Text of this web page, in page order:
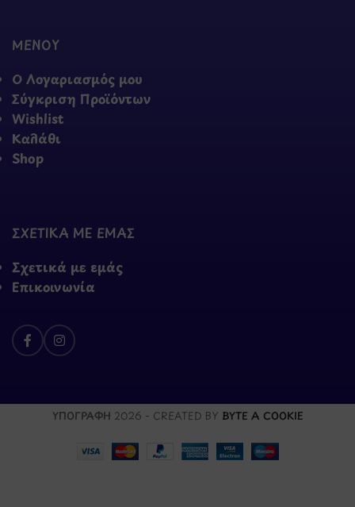
ΜΕΝΟΥ
Ο Λογαριασμός μου
Σύγκριση Προϊόντων
Wishlist
Καλάθι
Shop
ΣΧΕΤΙΚΑ ΜΕ ΕΜΑΣ
Σχετικά με εμάς
Επικοινωνία
ΥΠΟΓΡΑΦΗ 2026 - CREATED BY BYTE A COOKIE